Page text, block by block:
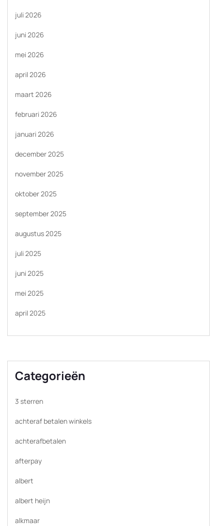
juli 2026
juni 2026
mei 2026
april 2026
maart 2026
februari 2026
januari 2026
december 2025
november 2025
oktober 2025
september 2025
augustus 2025
juli 2025
juni 2025
mei 2025
april 2025
Categorieën
3 sterren
achteraf betalen winkels
achterafbetalen
afterpay
albert
albert heijn
alkmaar